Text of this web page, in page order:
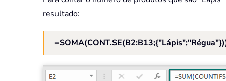
resultado: